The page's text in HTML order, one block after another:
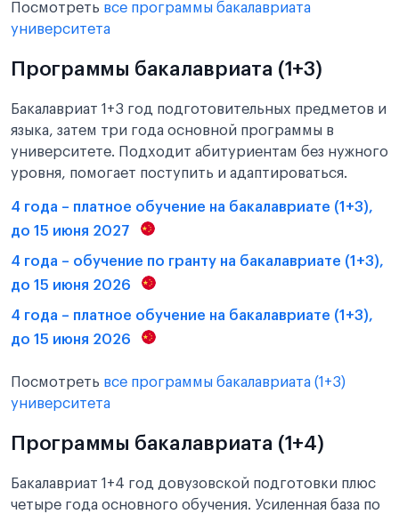
Посмотреть все программы бакалавриата
университета
Программы бакалавриата (1+3)
Бакалавриат 1+3 год подготовительных предметов и
языка, затем три года основной программы в
университете. Подходит абитуриентам без нужного
уровня, помогает поступить и адаптироваться.
4 года – платное обучение на бакалавриате (1+3),
до 15 июня 2027
4 года – обучение по гранту на бакалавриате (1+3),
до 15 июня 2026
4 года – платное обучение на бакалавриате (1+3),
до 15 июня 2026
Посмотреть все программы бакалавриата (1+3)
университета
Программы бакалавриата (1+4)
Бакалавриат 1+4 год довузовской подготовки плюс
четыре года основного обучения. Усиленная база по